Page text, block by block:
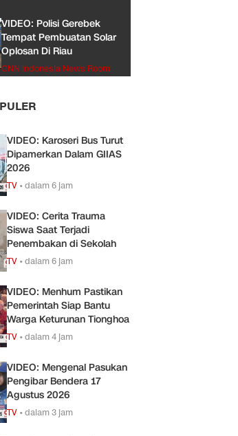
VIDEO: Polisi Gerebek
Tempat Pembuatan Solar
Oplosan Di Riau
CNN Indonesia News Room
VIDEO: Karoseri Bus Turut
Dipamerkan Dalam GIIAS
2026
TV •dalam 6 jam
VIDEO: Cerita Trauma
Siswa Saat Terjadi
Penembakan di Sekolah
TV •dalam 6 jam
VIDEO: Menhum Pastikan
Pemerintah Siap Bantu
Warga Keturunan Tionghoa
TV •dalam 4 jam
VIDEO: Mengenal Pasukan
Pengibar Bendera 17
Agustus 2026
TV •dalam 3 jam